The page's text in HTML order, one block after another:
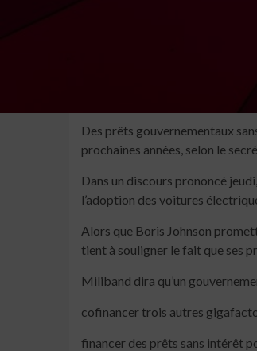
Des prêts gouvernementaux
prochaines années, selon le
Dans un discours prononcé
l’adoption des voitures
Alors que Boris Johnson
tient à souligner le fait que ses
Miliband dira qu’un
cofinancer trois autres
financer des prêts sans intérêt